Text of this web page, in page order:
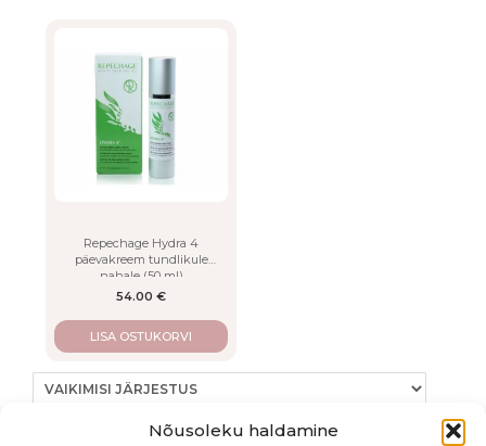
Nõusoleku haldamine
Repechage Hydra 4
päevakreem tundlikule
nahale (50 ml)
54.00 €
LISA OSTUKORVI